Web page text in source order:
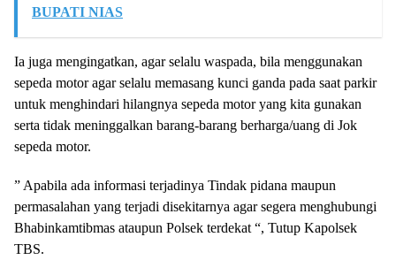
BUPATI NIAS
Ia juga mengingatkan, agar selalu waspada, bila menggunakan
sepeda motor agar selalu memasang kunci ganda pada saat parkir
untuk menghindari hilangnya sepeda motor yang kita gunakan
serta tidak meninggalkan barang-barang berharga/uang di Jok
sepeda motor.
” Apabila ada informasi terjadinya Tindak pidana maupun
permasalahan yang terjadi disekitarnya agar segera menghubungi
Bhabinkamtibmas ataupun Polsek terdekat “, Tutup Kapolsek
TBS.